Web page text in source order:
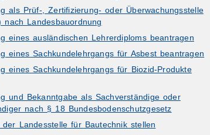
als Prüf-, Zertifizierung- oder Überwachungsstelle
nach Landesbauordnung
eines ausländischen Lehrerdiploms beantragen
eines Sachkundelehrgangs für Asbest beantragen
eines Sachkundelehrgangs für Biozid-Produkte
und Bekanntgabe als Sachverständige oder
nach § 18 Bundesbodenschutzgesetz
Landesstelle für Bautechnik stellen